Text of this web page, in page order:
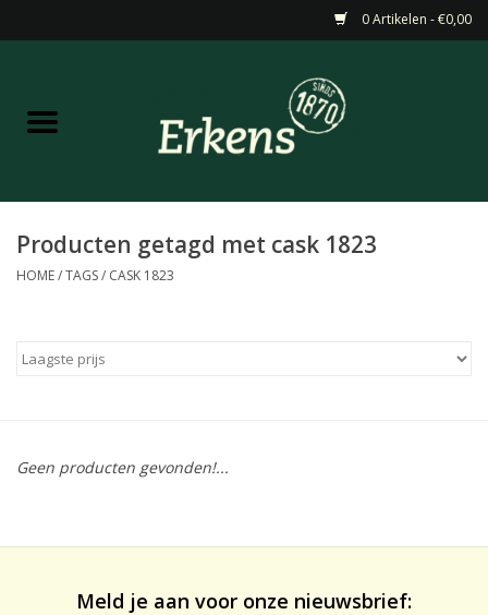
0 Artikelen - €0,00
Home
Barneveldse specialiteiten
Gedistilleerd &
Producten getagd met cask 1823
HOME/TAGS/ CASK 1823
Geen producten gevonden!...
Meld je aan voor onze nieuwsbrief: